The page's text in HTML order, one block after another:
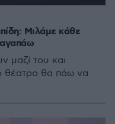
Μιλάμε κάθε
μαζί του και
θέατρο θα πάω να